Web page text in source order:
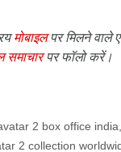
मोबाइलपर मिलने वाले
समाचारपर फॉलो करें।
2 box office india
2 collection